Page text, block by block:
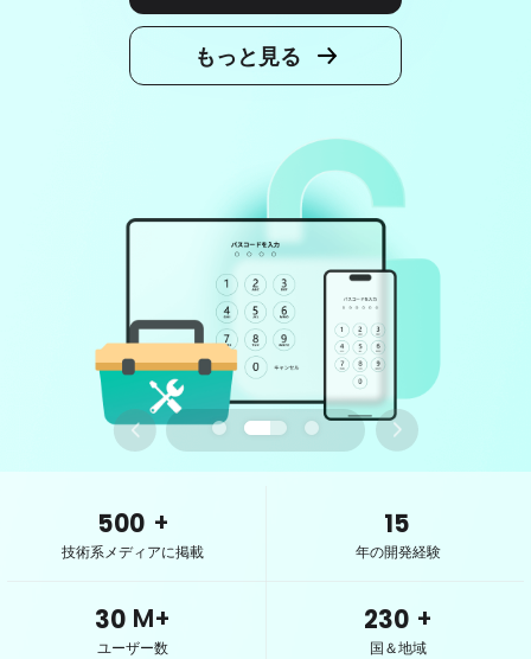
もっと見る
352
365
366
398
456
500 +
技術系メディアに掲載
1
9
10
11
15
年の開発経験
12
15
18
25
26
30 M+
ユーザー数
102
128
152
168
196
210
230 +
国＆地域